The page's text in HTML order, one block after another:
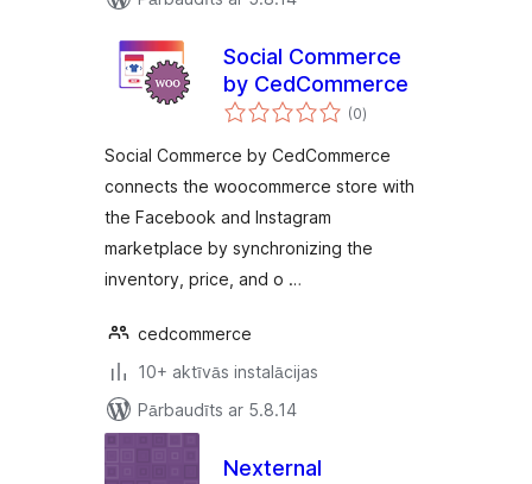
Social Commerce
by CedCommerce
(0vērtējumu
kopsumma
)
Social Commerce by CedCommerce
connects the woocommerce store with
the Facebook and Instagram
marketplace by synchronizing the
inventory, price, and o …
cedcommerce
10+ aktīvās instalācijas
Pārbaudīts ar 5.8.14
Nexternal